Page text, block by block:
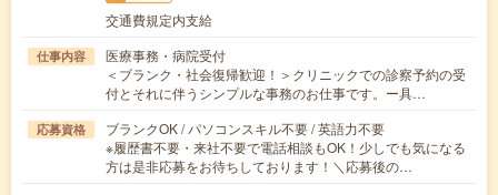
交通費規定内支給
仕事内容
医療事務・病院受付
＜ブランク・社会復帰歓迎！＞クリニックでの診察予約の受
付とそれに伴うシンプルな事務のお仕事です。ー具…
応募資格
ブランクOK / パソコンスキル不要 / 英語力不要
※履歴書不要・来社不要で電話相談もOK！少しでも気になる
方は是非応募をお待ちしております！＼応募後の…